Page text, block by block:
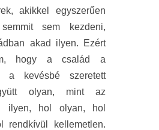
akikkel egyszerűen
sem kezdeni,
akad ilyen. Ezért
hogy a család a
a kevésbé szeretett
olyan, mint az
ilyen, hol olyan, hol
rendkívül kellemetlen.